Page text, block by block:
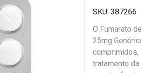
387266
O Fumarato
25mg
comprimidos,
tratamento da